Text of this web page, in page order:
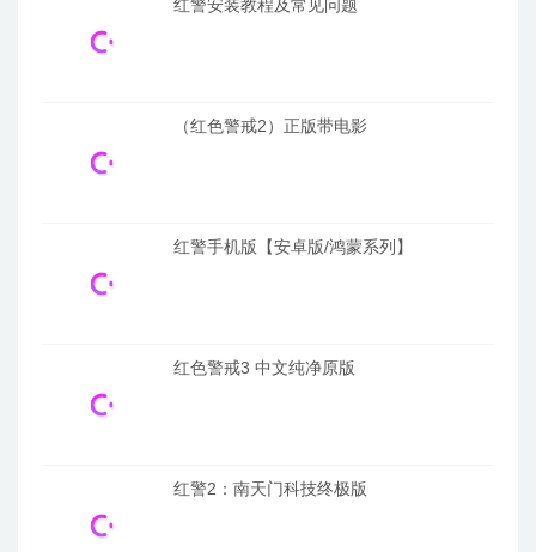
红警安装教程及常见问题
（红色警戒2）正版带电影
红警手机版【安卓版/鸿蒙系列】
红色警戒3 中文纯净原版
红警2：南天门科技终极版